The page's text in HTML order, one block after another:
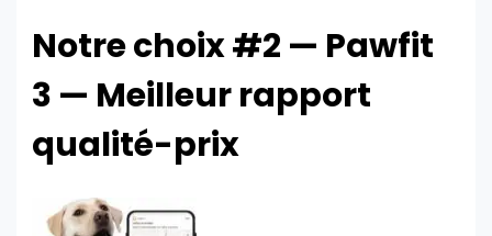
Notre choix #2 — Pawfit
3 — Meilleur rapport
qualité-prix